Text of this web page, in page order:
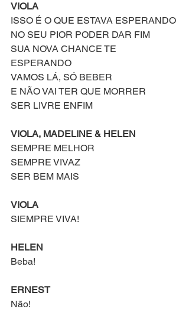
VIOLA
ISSO É O QUE ESTAVA ESPERANDO
NO SEU PIOR PODER DAR FIM
SUA NOVA CHANCE TE
ESPERANDO
VAMOS LÁ, SÓ BEBER
E NÃO VAI TER QUE MORRER
SER LIVRE ENFIM
VIOLA, MADELINE & HELEN
SEMPRE MELHOR
SEMPRE VIVAZ
SER BEM MAIS
VIOLA
SIEMPRE VIVA!
HELEN
Beba!
ERNEST
Não!